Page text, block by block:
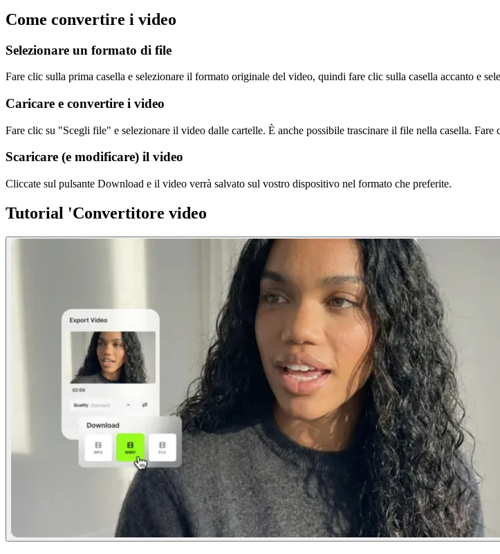
Come convertire i video
Selezionare un formato di file
Fare clic sulla prima casella e selezionare il formato originale del video, quindi fare clic sulla casella accanto e
Caricare e convertire i video
Fare clic su "Scegli file" e selezionare il video dalle cartelle. È anche possibile trascinare il file nella casella.
Scaricare (e modificare) il video
Cliccate sul pulsante Download e il video verrà salvato sul vostro dispositivo nel formato che preferite.
Tutorial 'Convertitore video